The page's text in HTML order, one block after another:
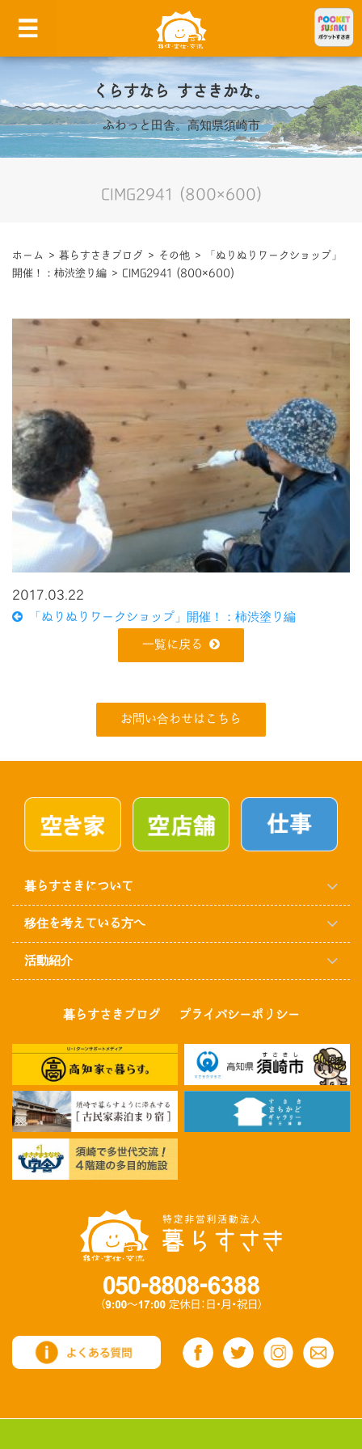
くらすなら すさきかな。
ふわっと田舎。高知県須崎市
CIMG2941 (800×600)
ホーム > 暮らすさきブログ > その他 >
「ぬりぬりワークショップ」
開催！：柿渋塗り編 > CIMG2941 (800×600)
2017.03.22
「ぬりぬりワークショップ」開催！：柿渋塗り編
一覧に戻る
お問い合わせはこちら
暮らすさきについて
移住を考えている方へ
活動紹介
暮らすさきブログ プライバシーポリシー